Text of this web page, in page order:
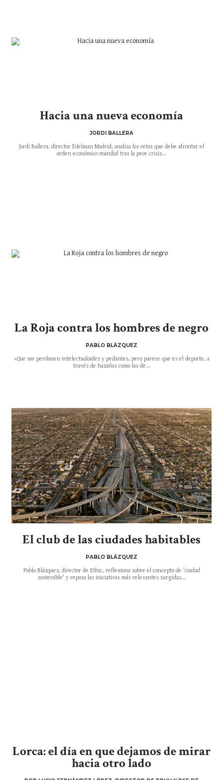
Hacia una nueva economía
JORDI BALLERA
Jordi Ballera, director Edelman Madrid, analiza los retos que debe afrontar el
orden económico mundial tras la peor crisis...
La Roja contra los hombres de negro
PABLO BLÁZQUEZ
«Que me perdonen intelectualoides y pedantes, pero parece que es el deporte, a
través de hazañas como las de...
El club de las ciudades habitables
PABLO BLÁZQUEZ
Pablo Blázquez, director de Ethic, reflexiona sobre el concepto de 'ciudad
sostenible' y repasa las iniciativas más relevantes surgidas...
Lorca: el día en que dejamos de mirar
hacia otro lado